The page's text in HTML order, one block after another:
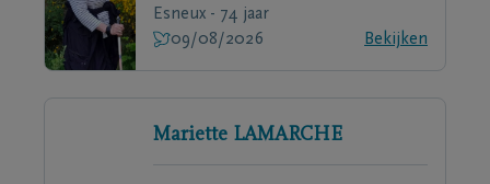
Esneux - 74 jaar
09/08/2026
Bekijken
Mariette LAMARCHE